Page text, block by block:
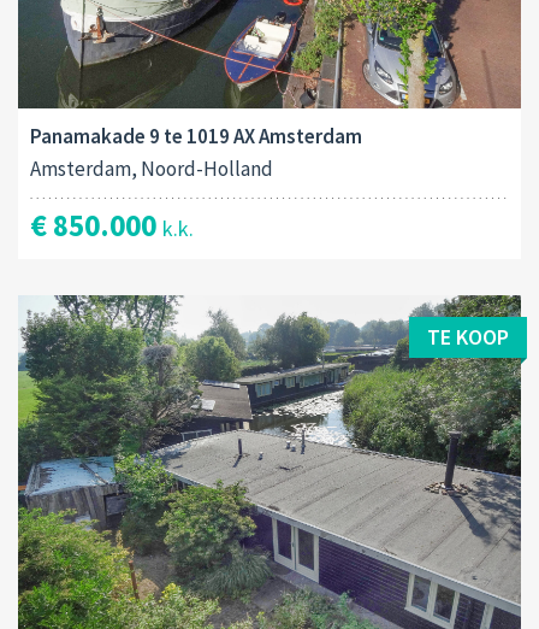
Panamakade 9 te 1019 AX Amsterdam
Amsterdam, Noord-Holland
€ 850.000 k.k.
TE KOOP